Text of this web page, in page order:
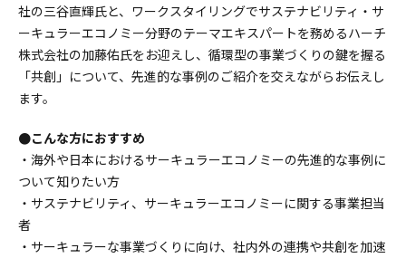
社の三谷直輝氏と、ワークスタイリングでサステナビリティ・サ
ーキュラーエコノミー分野のテーマエキスパートを務めるハーチ
株式会社の加藤佑氏をお迎えし、循環型の事業づくりの鍵を握る
「共創」について、先進的な事例のご紹介を交えながらお伝えし
ます。
●こんな方におすすめ
・海外や日本におけるサーキュラーエコノミーの先進的な事例に
ついて知りたい方
・サステナビリティ、サーキュラーエコノミーに関する事業担当
者
・サーキュラーな事業づくりに向け、社内外の連携や共創を加速